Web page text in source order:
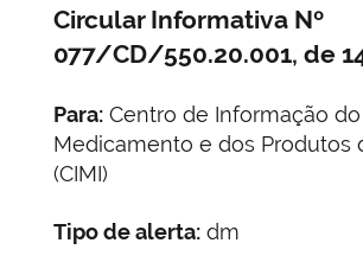
Circular Informativa Nº
077/CD/550.20.001, de
Para: Centro de Informação do
Medicamento e dos Produtos
(CIMI)
Tipo de alerta: dm